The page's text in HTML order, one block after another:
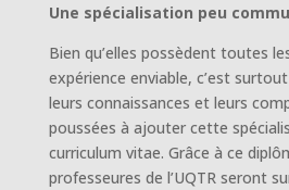
Une spécialisation peu
Bien qu’elles possèdent toutes
expérience enviable, c’est
leurs connaissances et leurs
poussées à ajouter cette
curriculum vitae. Grâce à ce
professeures de l’UQTR seront